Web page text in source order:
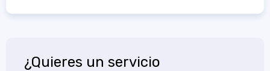
¿Quieres un servicio